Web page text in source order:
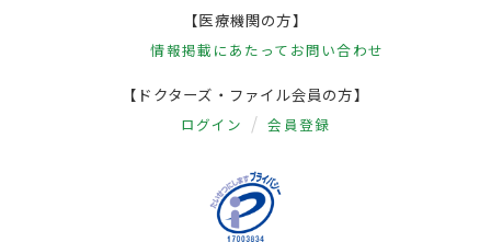
【医療機関の方】
情報掲載にあたって お問い合わせ
【ドクターズ・ファイル会員の方】
ログイン 会員登録